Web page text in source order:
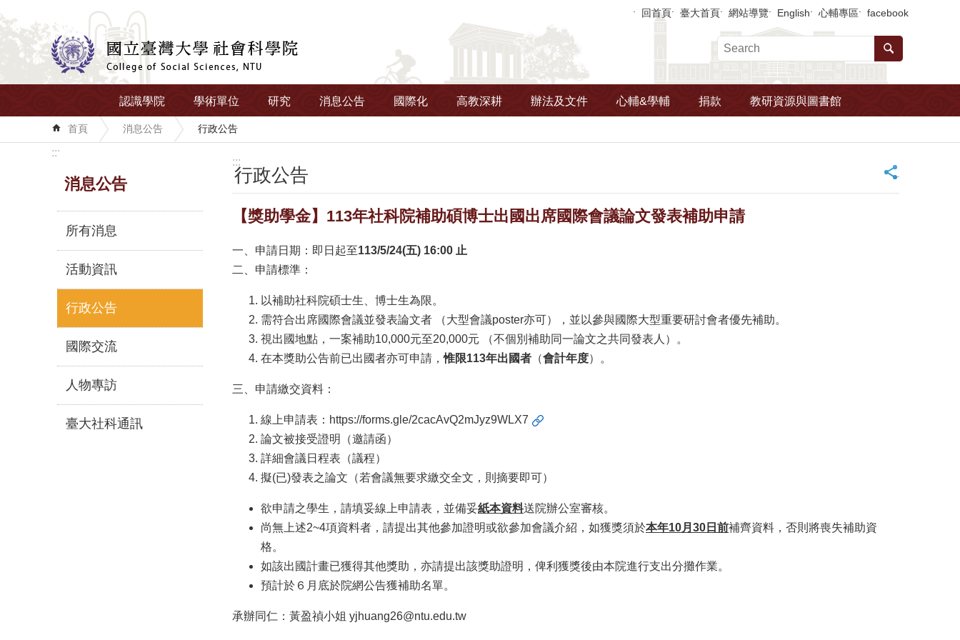
跳到主要內容區塊 回首頁 臺大首頁 網站導覽 English 心輔專區 facebook
認識學院 學術單位 研究 消息公告 國際化 高教深耕 辦法及文件 心輔&學輔 捐款 教研資源與圖書館
首頁 消息公告 行政公告
:::
消息公告
所有消息
活動資訊
行政公告
國際交流
人物專訪
臺大社科通訊
:::
行政公告 _
【獎助學金】113年社科院補助碩博士出國出席國際會議論文發表補助申請
一、申請日期：即日起至113/5/24(五) 16:00 止
二、申請標準：
以補助社科院碩士生、博士生為限。
需符合出席國際會議並發表論文者 （大型會議poster亦可），並以參與國際大型重要研討會者優先補助。
視出國地點，一案補助10,000元至20,000元 （不個別補助同一論文之共同發表人）。
在本獎助公告前已出國者亦可申請，惟限113年出國者 （會計年度）。
三、申請繳交資料：
線上申請表： https://forms.gle/2cacAvQ2mJyz9WLX7
論文被接受證明（邀請函）
詳細會議日程表（議程）
擬(已)發表之論文（若會議無要求繳交全文，則摘要即可）
欲申請之學生，請填妥線上申請表，並備妥紙本資料送院辦公室審核。
尚無上述2~4項資料者，請提出其他參加證明或欲參加會議介紹，如獲獎須於本年10月30日前補齊資料，否則將喪失補助資
格。
如該出國計畫已獲得其他獎助，亦請提出該獎助證明，俾利獲獎後由本院進行支出分攤作業。
預計於６月底於院網公告獲補助名單。
承辦同仁：黃盈禎小姐 yjhuang26@ntu.edu.tw